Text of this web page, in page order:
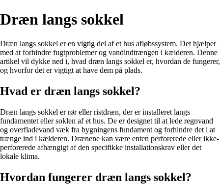
Dræn langs sokkel
Dræn langs sokkel er en vigtig del af et hus afløbssystem. Det hjælper
med at forhindre fugtproblemer og vandindtrængen i kælderen. Denne
artikel vil dykke ned i, hvad dræn langs sokkel er, hvordan de fungerer,
og hvorfor det er vigtigt at have dem på plads.
Hvad er dræn langs sokkel?
Dræn langs sokkel er rør eller ristdræn, der er installeret langs
fundamentet eller soklen af et hus. De er designet til at lede regnvand
og overfladevand væk fra bygningens fundament og forhindre det i at
trænge ind i kælderen. Drænene kan være enten perforerede eller ikke-
perforerede afhængigt af den specifikke installationskrav eller det
lokale klima.
Hvordan fungerer dræn langs sokkel?